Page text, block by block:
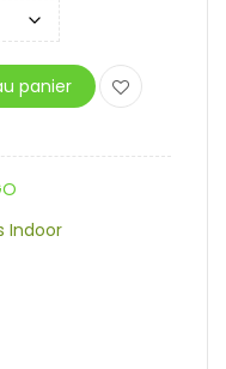
panier
Indoor